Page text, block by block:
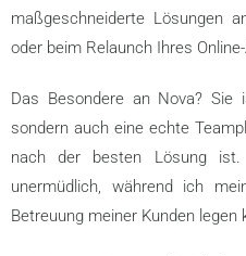
maßgeschneiderte Lösungen
oder beim Relaunch Ihres
Das Besondere an Nova?
sondern auch eine echte
nach der besten Lösung
unermüdlich, während ich
Betreuung meiner Kunden legen